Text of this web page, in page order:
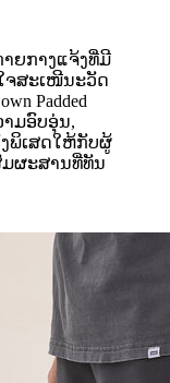
າຍກາງແຈ້ງທີ່ມີ
ຈສະເໜີນະວັດ
Padded
າມອົບອຸ່ນ,
ພິເສດໃຫ້ກັບຜູ້
ຜະ​ສານ​ທີ່​ທັນ​